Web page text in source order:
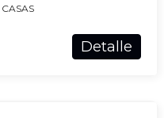
CASAS
Detalle